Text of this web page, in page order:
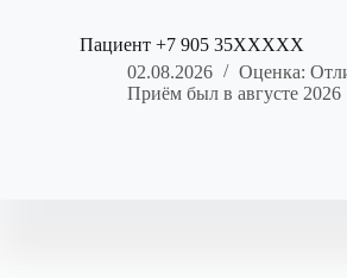
Пациент +7 905 35XXXXX
02.08.2026
Оценка:
Приём был в августе 2026